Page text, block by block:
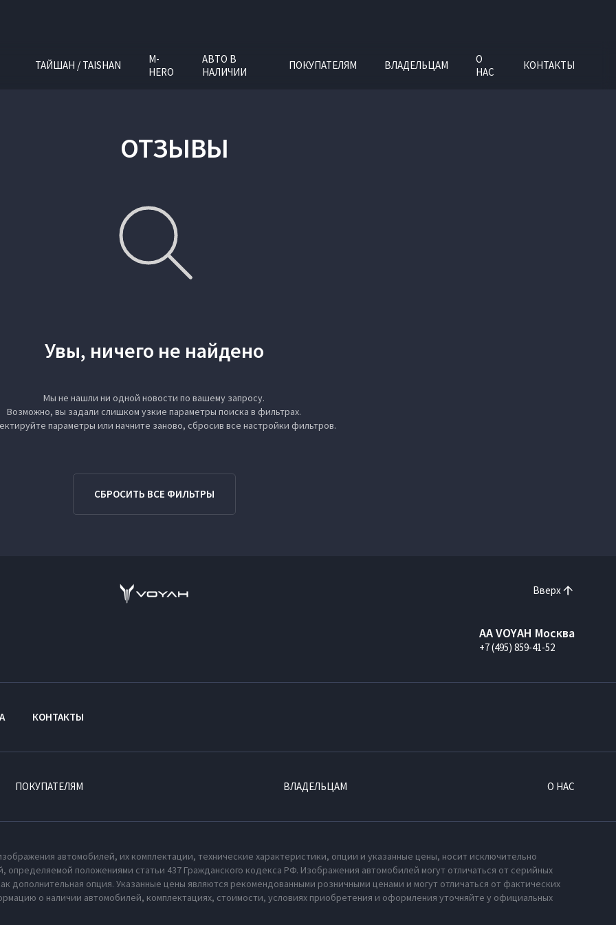
ТАЙШАН / TAISHAN
M-
HERO
АВТО В
НАЛИЧИИ
ПОКУПАТЕЛЯМ ВЛАДЕЛЬЦАМ
О
НАС
КОНТАКТЫ
ОТЗЫВЫ
Увы, ничего не найдено
Мы не нашли ни одной новости по вашему запросу.
Возможно, вы задали слишком узкие параметры поиска в фильтрах.
параметры или начните заново, сбросив все настройки фильтров.
СБРОСИТЬ ВСЕ ФИЛЬТРЫ
Вверх
AA VOYAH Москва
+7 (495) 859-41-52
КОНТАКТЫ
ПОКУПАТЕЛЯМ ВЛАДЕЛЬЦАМ О НАС
автомобилей, их комплектации, технические характеристики, опции и указанные цены, носит исключительно
положениями статьи 437 Гражданского кодекса РФ. Изображения автомобилей могут отличаться от серийных
дополнительная опция. Указанные цены являются рекомендованными розничными ценами и могут отличаться от фактических
о наличии автомобилей, комплектациях, стоимости, условиях приобретения и оформления уточняйте у официальных